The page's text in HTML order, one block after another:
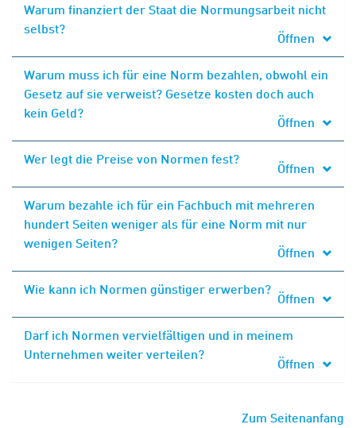
Warum finanziert der Staat die Normungsarbeit nicht
selbst?
Öffnen
Warum muss ich für eine Norm bezahlen, obwohl ein
Gesetz auf sie verweist? Gesetze kosten doch auch
kein Geld?
Öffnen
Wer legt die Preise von Normen fest?
Öffnen
Warum bezahle ich für ein Fachbuch mit mehreren
hundert Seiten weniger als für eine Norm mit nur
wenigen Seiten?
Öffnen
Wie kann ich Normen günstiger erwerben?
Öffnen
Darf ich Normen vervielfältigen und in meinem
Unternehmen weiter verteilen?
Öffnen
Zum Seitenanfang